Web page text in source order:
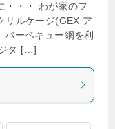
・・・ わが家のフ
リルケージ(GEX ア
ーベキュー網を利
タ […]